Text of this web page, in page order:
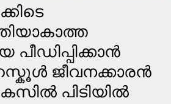
ജീവനക്കാരൻ
പിടിയിൽ